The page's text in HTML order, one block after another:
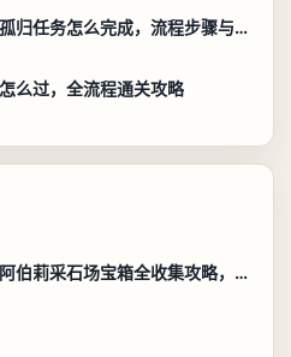
异环异象委托唤孤归任务怎么完成，流程步骤与位置攻略
么过，全流程通关攻略
明日方舟终末地阿伯莉采石场宝箱全收集攻略，全点位分布图与路线